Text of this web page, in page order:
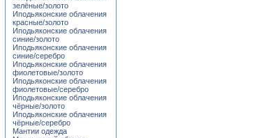
зелёные/золото
Иподьяконские облачения
красные/золото
Иподьяконские облачения
синие/золото
Иподьяконские облачения
синие/серебро
Иподьяконские облачения
фиолетовые/золото
Иподьяконские облачения
фиолетовые/серебро
Иподьяконские облачения
чёрные/золото
Иподьяконские облачения
чёрные/серебро
Мантии одежда